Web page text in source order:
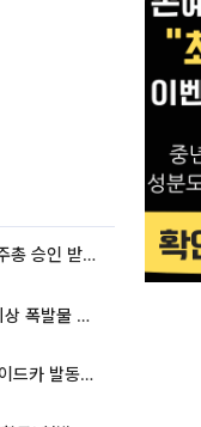
김정관 장관 “반도체 성과급, 주총 승인 받도록”…상법·자본시장법 개정 시사
발물 발견
코스피, 장중 5%대 급락에 사이드카 발동…삼성·SK 동반 폭락